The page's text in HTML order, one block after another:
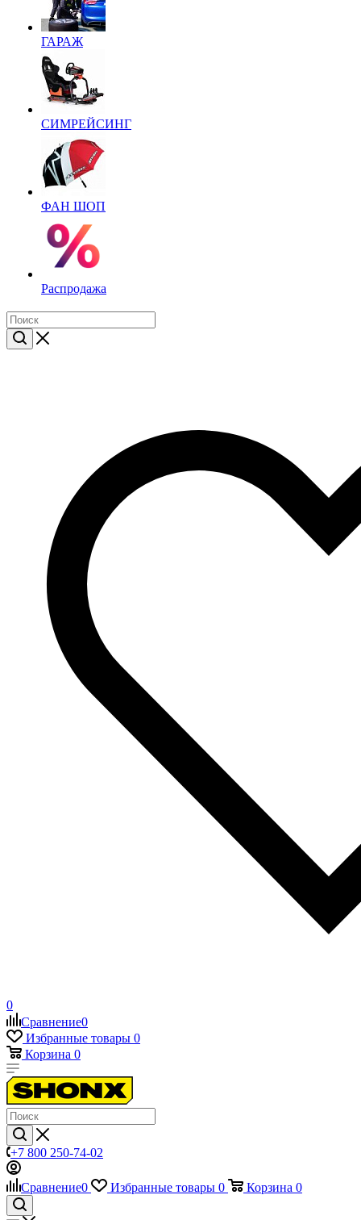
ГАРАЖ
СИМРЕЙСИНГ
ФАН ШОП
Распродажа
0
Сравнение0
Избранные товары 0
Корзина 0
+7 800 250-74-02
Сравнение0 Избранные товары 0 Корзина 0